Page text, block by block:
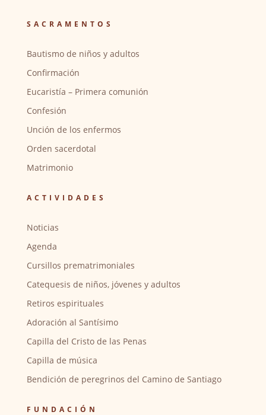
SACRAMENTOS
Bautismo de niños y adultos
Confirmación
Eucaristía – Primera comunión
Confesión
Unción de los enfermos
Orden sacerdotal
Matrimonio
ACTIVIDADES
Noticias
Agenda
Cursillos prematrimoniales
Catequesis de niños, jóvenes y adultos
Retiros espirituales
Adoración al Santísimo
Capilla del Cristo de las Penas
Capilla de música
Bendición de peregrinos del Camino de Santiago
FUNDACIÓN